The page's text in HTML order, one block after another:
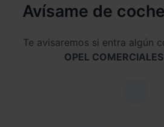
Avísame de
Te avisaremos si entra algún
OPEL